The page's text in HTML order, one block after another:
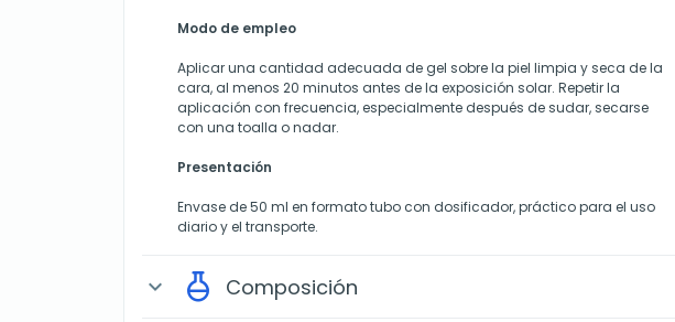
Modo de empleo
Aplicar una cantidad adecuada de gel sobre la piel limpia y seca de la
cara, al menos 20 minutos antes de la exposición solar. Repetir la
aplicación con frecuencia, especialmente después de sudar, secarse
con una toalla o nadar.
Presentación
Envase de 50 ml en formato tubo con dosificador, práctico para el uso
diario y el transporte.
expand_more Composición